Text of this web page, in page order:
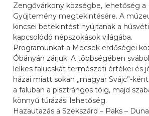
Zengővárkony községbe, lehetőség a
Gyűjtemény megtekintésére. A
kincsei betekintést nyújtanak a
kapcsolódó népszokások világába.
Programunkat a Mecsek erdőségei
Óbányán zárjuk. A többségében
lelkes falucskát természeti értékei és
házai miatt sokan „magyar Svájc”-
a faluban a pisztrángos tóig, majd
könnyű túrázási lehetőség.
Hazautazás a Szekszárd – Paks –